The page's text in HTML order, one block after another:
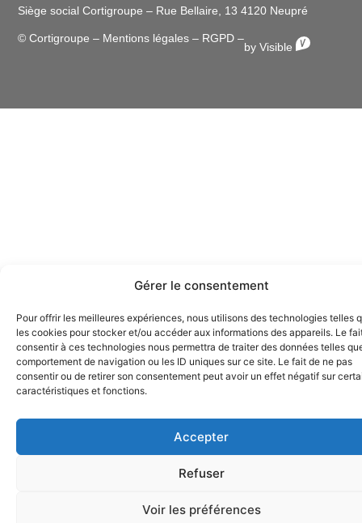
Gérer le consentement
Pour offrir les meilleures expériences, nous utilisons des technologies telles
les cookies pour stocker et/ou accéder aux informations des appareils. Le
consentir à ces technologies nous permettra de traiter des données telles
comportement de navigation ou les ID uniques sur ce site. Le fait de ne pas
consentir ou de retirer son consentement peut avoir un effet négatif sur
caractéristiques et fonctions.
Accepter
Refuser
Voir les préférences
Siège social Cortigroupe – Rue Bellaire, 13 4120 Neupré
© Cortigroupe – Mentions légales – RGPD –
by Visible